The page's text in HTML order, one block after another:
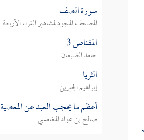
سورة الصف
المصحف المجود لمشاهير القراء الأربعة
المقناص 3
حامد الضبعان
الثريا
إبراهيم الجبرين
أعظم ما يحجب العبد عن المعصية
صالح بن عواد المغامسي